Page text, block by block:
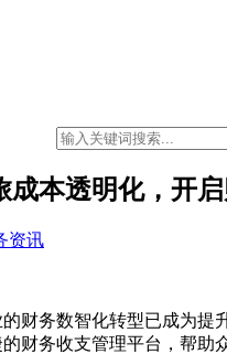
成本透明化，开
资讯
财务数智化转型已成为
财务收支管理平台，帮助